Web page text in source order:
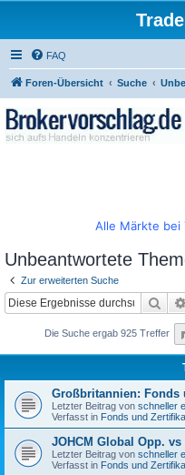
FAQ
Foren-Übersicht Suche
Alle Märkte bei
Unbeantwortete
Zur erweiterten Suche
Die Suche ergab 925 Treffer
Großbritannien: Fonds
Letzter Beitrag von schneller
Verfasst in Fonds und
JOHCM Global Opp.
Letzter Beitrag von schneller
Verfasst in Fonds und